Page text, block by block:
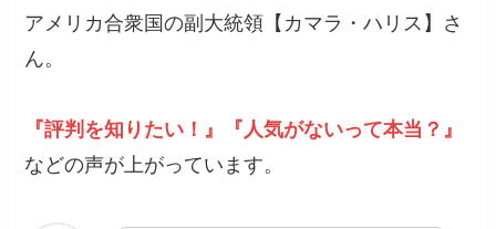
アメリカ合衆国の副大統領【カマラ・ハリス】さ
ん。
『評判を知りたい！』『人気がないって本当？』
などの声が上がっています。